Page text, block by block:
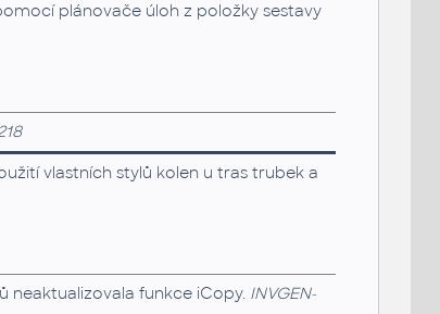
plánovače úloh z položky sestavy
vlastních stylů kolen u tras trubek a
neaktualizovala funkce iCopy. INVGEN-